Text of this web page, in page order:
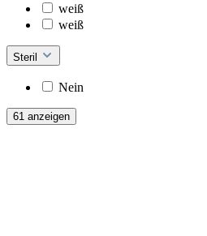
weiß
weiß
Steril
Nein
61 anzeigen